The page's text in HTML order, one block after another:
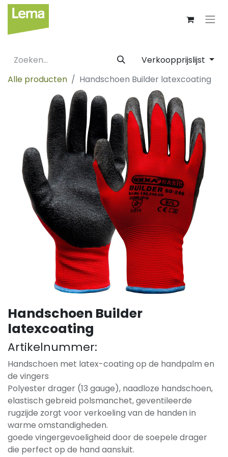
Verkoopprijslijst
Alle producten
Handschoen Builder latexcoating
Handschoen Builder
latexcoating
Artikelnummer:
Handschoen met latex-coating op de handpalm en
de vingers
Polyester drager (13 gauge), naadloze handschoen,
elastisch gebreid polsmanchet, geventileerde
rugzijde zorgt voor verkoeling van de handen in
warme omstandigheden.
goede vingergevoeligheid door de soepele drager
die perfect op de hand aansluit.